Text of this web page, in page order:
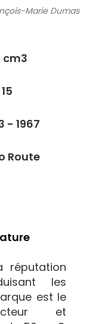
Marie Dumas
cm3
- 1967
Route
réputation
les
est le
et